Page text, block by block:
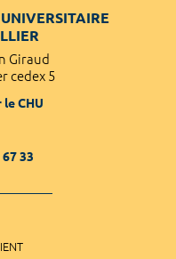
Giraud
cedex 5
CHU
33